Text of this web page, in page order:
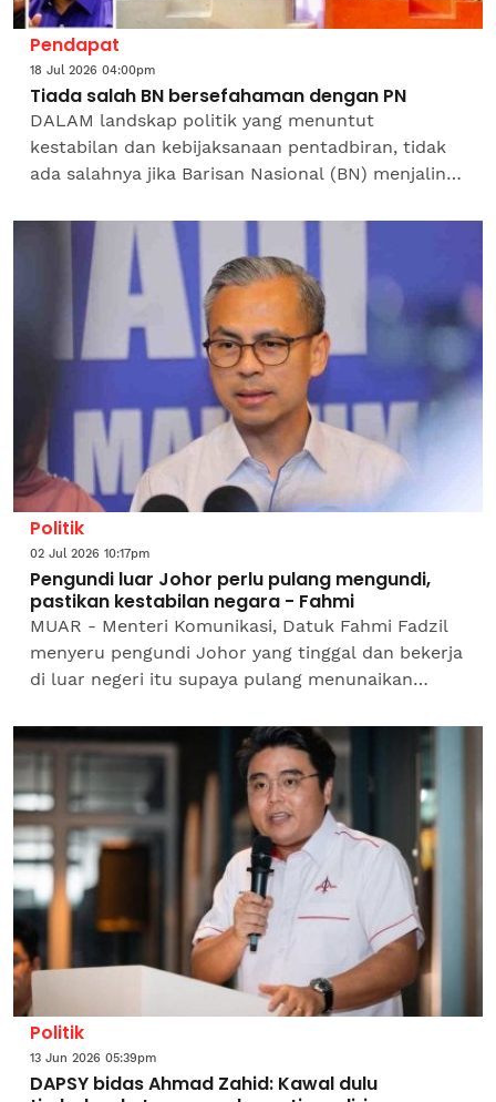
Pendapat
18 Jul 2026 04:00pm
Tiada salah BN bersefahaman dengan PN
DALAM landskap politik yang menuntut
kestabilan dan kebijaksanaan pentadbiran, tidak
ada salahnya jika Barisan Nasional (BN) menjalin
demi kepentingan...
Politik
02 Jul 2026 10:17pm
Pengundi luar Johor perlu pulang mengundi,
pastikan kestabilan negara - Fahmi
MUAR - Menteri Komunikasi, Datuk Fahmi Fadzil
menyeru pengundi Johor yang tinggal dan bekerja
di luar negeri itu supaya pulang menunaikan
Negeri (PRN)...
Politik
13 Jun 2026 05:39pm
DAPSY bidas Ahmad Zahid: Kawal dulu